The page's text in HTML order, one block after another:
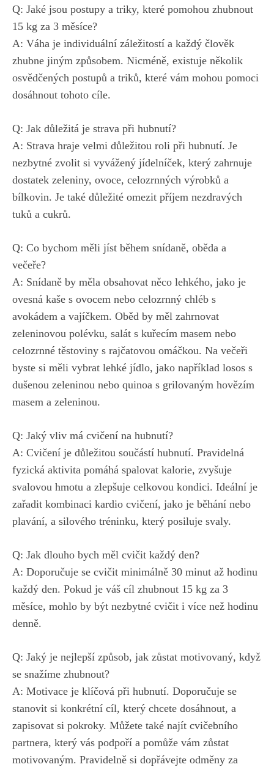
Q: Jaké jsou postupy a triky, které pomohou zhubnout
15 kg za 3 měsíce?
A: Váha je individuální záležitostí⁣ a ‌každý člověk
zhubne jiným způsobem.‌ Nicméně, existuje několik
osvědčených postupů a triků, které vám mohou pomoci
dosáhnout tohoto cíle.
Q: Jak důležitá je strava při hubnutí?
A: Strava hraje ‌velmi⁤ důležitou roli při⁢ hubnutí. Je
nezbytné zvolit​ si vyvážený ⁤jídelníček, který zahrnuje
dostatek zeleniny, ovoce, celozrnných výrobků a
bílkovin. Je také důležité omezit příjem nezdravých
tuků a cukrů.
Q: Co bychom měli‌ jíst⁤ během snídaně, oběda a
večeře?
A: Snídaně by měla obsahovat ​něco lehkého, jako je
ovesná ⁤kaše s ovocem nebo celozrnný chléb s
avokádem a vajíčkem. Oběd by měl zahrnovat
zeleninovou​ polévku, salát s kuřecím masem nebo
celozrnné ⁣těstoviny s rajčatovou ‍omáčkou. Na večeři
byste si měli vybrat lehké jídlo, jako například losos s
dušenou zeleninou nebo ⁢quinoa s grilovaným hovězím
masem a zeleninou.
Q: Jaký vliv má cvičení na hubnutí?
A: Cvičení je důležitou součástí hubnutí. Pravidelná
fyzická aktivita pomáhá spalovat kalorie, ‌zvyšuje
svalovou hmotu a zlepšuje ⁤celkovou kondici. Ideální je
zařadit kombinaci kardio cvičení, jako je běhání nebo⁣
plavání, a silového​ tréninku, který ‌posiluje⁣ svaly.
Q: Jak dlouho bych měl cvičit každý den?
A: Doporučuje se cvičit minimálně 30 minut až‌ hodinu⁤
každý ‍den. Pokud je váš cíl zhubnout 15 kg ​za 3
měsíce,​ mohlo by být nezbytné cvičit i více⁣ než hodinu
denně.
Q: Jaký je nejlepší způsob, ⁤jak zůstat motivovaný, když
se snažíme zhubnout?
A: Motivace je klíčová při hubnutí. Doporučuje se
stanovit​ si konkrétní cíl, který chcete dosáhnout, a​
zapisovat si pokroky. Můžete také najít cvičebního
partnera, který vás podpoří a pomůže vám zůstat
motivovaným.⁤ Pravidelně si⁢ dopřávejte odměny za